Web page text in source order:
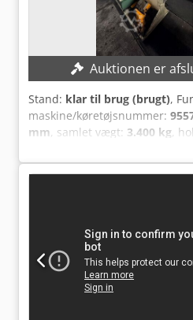
Auktionen er
Stand: klar til brug (brugt),
maskine/køretøjsnummer:
mm , samlet vægt: 3.400 kg ,
Stansekraft: 110 t
990 mm MASKINDETALJER